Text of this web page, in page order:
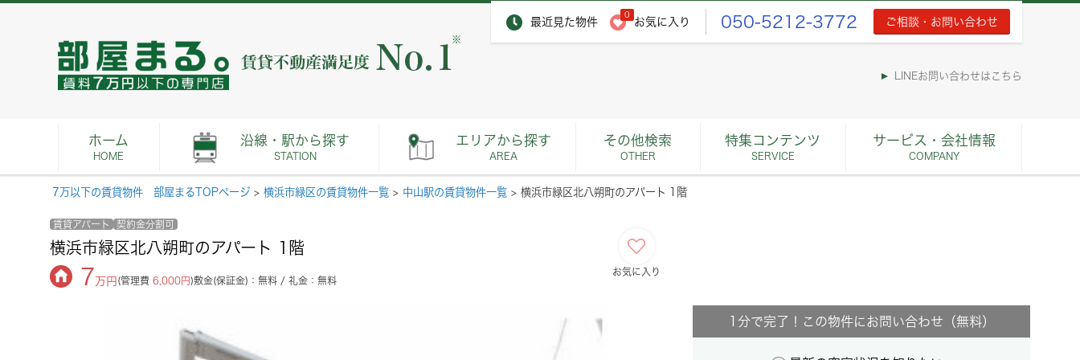
最近見た物件
0
お気に入り 050-5212-3772 ご相談・お問い合わせ
※
LINEお問い合わせはこちら
ホーム
HOME
沿線・駅から探す
STATION
エリアから探す
AREA
その他検索
OTHER
特集コンテンツ
SERVICE
サービス・会社情報
COMPANY
7万以下の賃貸物件 部屋まるTOPページ > 横浜市緑区の賃貸物件一覧 > 中山駅の賃貸物件一覧 > 横浜市緑区北八朔町のアパート 1階
賃貸アパート 契約金分割可
横浜市緑区北八朔町のアパート 1階
7 万円 (管理費 6,000円)敷金(保証金)：無料 / 礼金：無料
お気に入り
1分で完了！この物件にお問い合わせ（無料）